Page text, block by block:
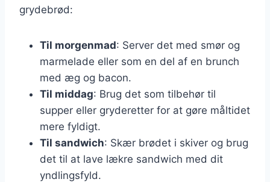
grydebrød:
Til morgenmad: Server det med smør og
marmelade eller som en del af en brunch
med æg og bacon.
Til middag: Brug det som tilbehør til
supper eller gryderetter for at gøre måltidet
mere fyldigt.
Til sandwich: Skær brødet i skiver og brug
det til at lave lækre sandwich med dit
yndlingsfyld.